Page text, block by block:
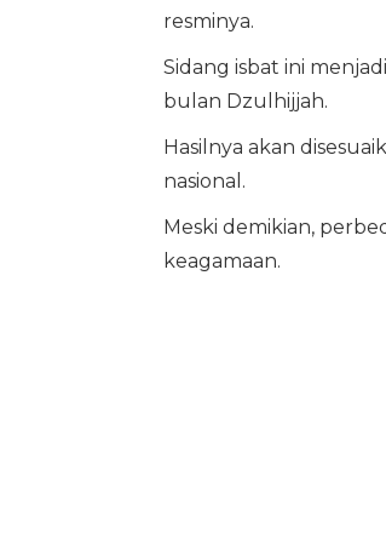
resminya.
Sidang isbat ini
bulan Dzulhijjah.
Hasilnya akan
nasional.
Meski demikian,
keagamaan.